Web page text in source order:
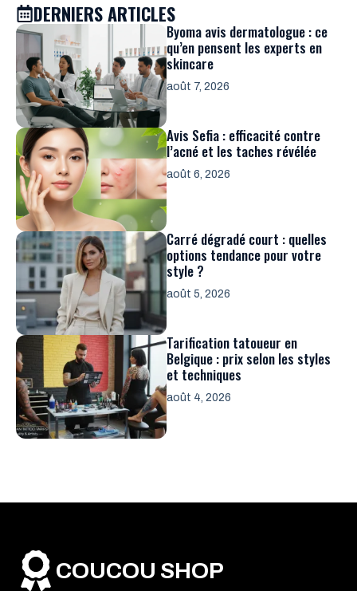
DERNIERS ARTICLES
Byoma avis dermatologue : ce
qu’en pensent les experts en
skincare
août 7, 2026
Avis Sefia : efficacité contre
l’acné et les taches révélée
août 6, 2026
Carré dégradé court : quelles
options tendance pour votre
style ?
août 5, 2026
Tarification tatoueur en
Belgique : prix selon les styles
et techniques
août 4, 2026
COUCOU SHOP